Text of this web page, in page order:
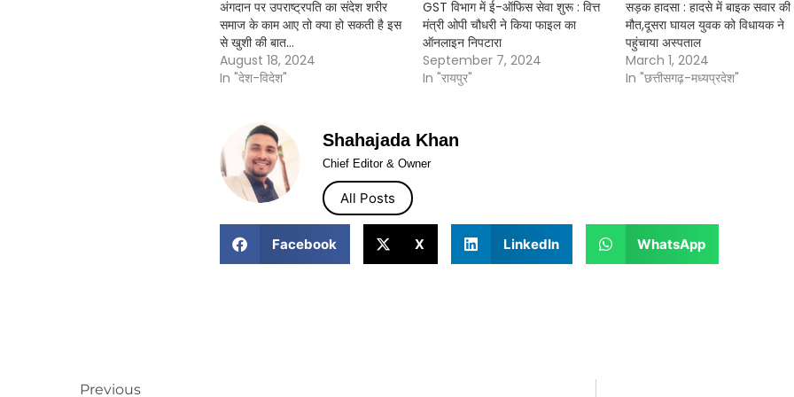
अंगदान पर उपराष्ट्रपति का संदेश शरीर
समाज के काम आए तो क्या हो सकती है इस
से खुशी की बात…
August 18, 2024
In "देश-विदेश"
GST विभाग में ई-ऑफिस सेवा शुरू : वित्त
मंत्री ओपी चौधरी ने किया फाइल का
ऑनलाइन निपटारा
September 7, 2024
In "रायपुर"
सड़क हादसा : हादसे में बाइक सवार की
मौत,दूसरा घायल युवक को विधायक ने
पहुंचाया अस्पताल
March 1, 2024
In "छत्तीसगढ़-मध्यप्रदेश"
Shahajada Khan
Chief Editor & Owner
All Posts
Facebook X LinkedIn WhatsApp
Previous